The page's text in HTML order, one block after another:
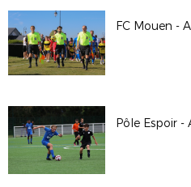
FC Mouen -
Pôle Espoir -